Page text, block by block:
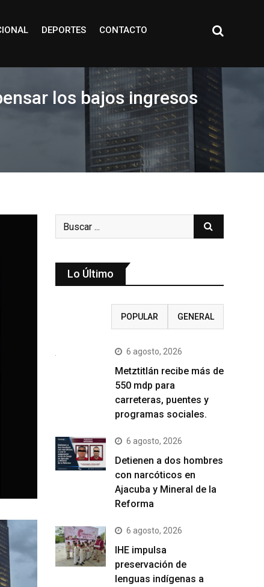
DEPORTES CONTACTO
los bajos ingresos
Lo Último
POPULAR GENERAL
6 agosto, 2026
Metztitlán recibe más de
550 mdp para
carreteras, puentes y
programas sociales.
6 agosto, 2026
Detienen a dos hombres
con narcóticos en
Ajacuba y Mineral de la
Reforma
6 agosto, 2026
IHE impulsa
preservación de
lenguas indígenas a